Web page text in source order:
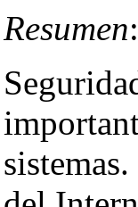
Resumen: